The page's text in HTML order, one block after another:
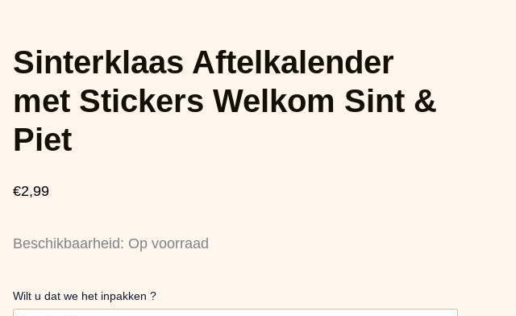
Sinterklaas Aftelkalender
met Stickers Welkom Sint &
Piet
€2,99
Beschikbaarheid: Op voorraad
Wilt u dat we het inpakken ?
met
Stickers
Sint
Piet
aantal